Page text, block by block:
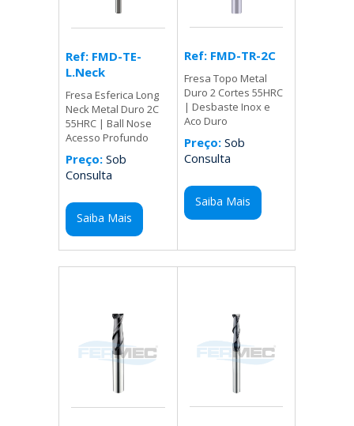
Ref: FMD-TE-
L.Neck
Fresa Esferica Long
Neck Metal Duro 2C
55HRC | Ball Nose
Acesso Profundo
Preço: Sob
Consulta
Saiba Mais
Ref: FMD-TR-2C
Fresa Topo Metal
Duro 2 Cortes 55HRC
| Desbaste Inox e
Aco Duro
Preço:Sob
Consulta
Saiba Mais